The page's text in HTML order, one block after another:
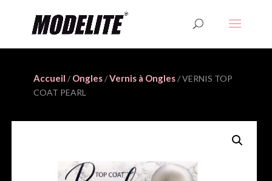
Accueil / Ongles/Vernis à Ongles/ VERNIS TOP
COAT PEARL